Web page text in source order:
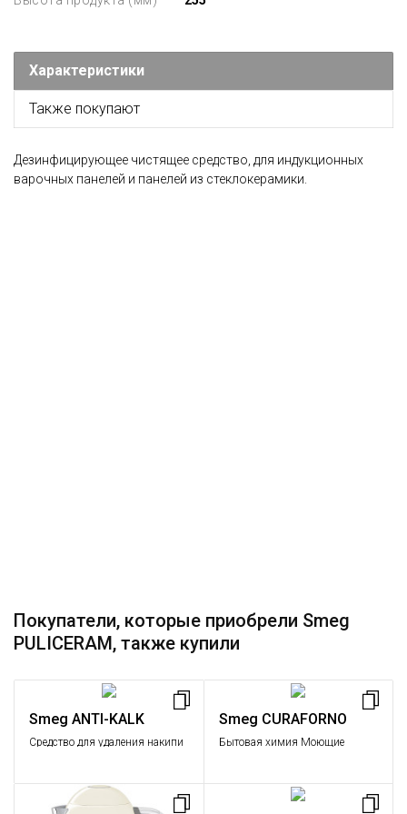
Характеристики
Также покупают
Дезинфицирующее чистящее средство, для индукционных
варочных панелей и панелей из стеклокерамики.
Покупатели, которые приобрели Smeg
PULICERAM, также купили
Smeg ANTI-KALK
Средство для удаления накипи
Smeg CURAFORNO
Бытовая химия Моющие